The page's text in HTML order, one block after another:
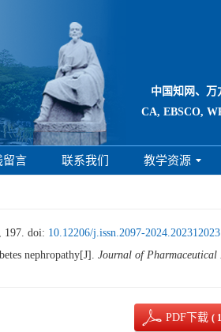
中国知网、万
CA, EBSCO,
留言 联系我们 教学资源
197. doi: 10.12206/j.issn.2097-2024.202312023
nephropathy[J]. Journal of Pharmaceutical
PDF下载(